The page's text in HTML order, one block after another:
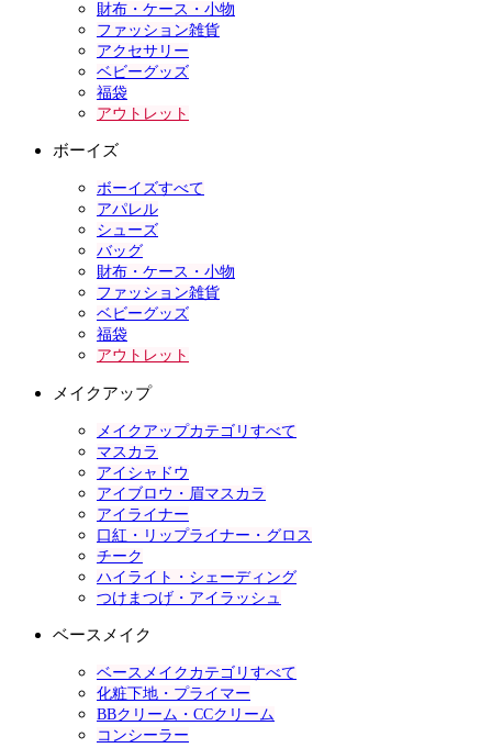
財布・ケース・小物
ファッション雑貨
アクセサリー
ベビーグッズ
福袋
アウトレット
ボーイズ
ボーイズすべて
アパレル
シューズ
バッグ
財布・ケース・小物
ファッション雑貨
ベビーグッズ
福袋
アウトレット
メイクアップ
メイクアップカテゴリすべて
マスカラ
アイシャドウ
アイブロウ・眉マスカラ
アイライナー
口紅・リップライナー・グロス
チーク
ハイライト・シェーディング
つけまつげ・アイラッシュ
ベースメイク
ベースメイクカテゴリすべて
化粧下地・プライマー
BBクリーム・CCクリーム
コンシーラー